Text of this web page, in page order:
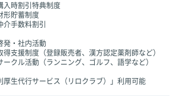
入時割引特典制度
形貯蓄制度
介手数料割引
発・社内活動
得支援制度（登録販売者、漢方認定薬剤師など）
ークル活動（ランニング、ゴルフ、語学など）
厚生代行サービス（リロクラブ）」利用可能